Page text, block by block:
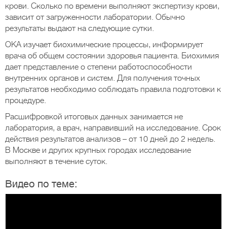
крови. Сколько по времени выполняют экспертизу крови,
зависит от загруженности лаборатории. Обычно
результаты выдают на следующие сутки.
ОКА изучает биохимические процессы, информирует
врача об общем состоянии здоровья пациента. Биохимия
дает представление о степени работоспособности
внутренних органов и систем. Для получения точных
результатов необходимо соблюдать правила подготовки к
процедуре.
Расшифровкой итоговых данных занимается не
лаборатория, а врач, направивший на исследование. Срок
действия результатов анализов – от 10 дней до 2 недель.
В Москве и других крупных городах исследование
выполняют в течение суток.
Видео по теме: